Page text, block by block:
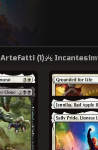
Artefatti (1)